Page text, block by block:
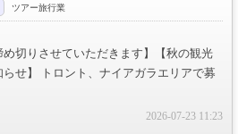
ツアー旅行業
め切りさせていただきます】【秋の観光
せ】 トロント、ナイアガラエリアで募
2026-07-23 11:23